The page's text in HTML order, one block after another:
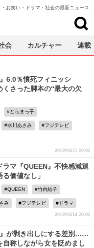
お笑い・ドラマ・社会の最新ニュース
6.0％憤死フィニッシ
さった脚本の“最大の欠
どらまっ子
水川あさみ フジテレビ
2019/03/21 09:00
マ『QUEEN』不快感減退
価値なし」
QUEEN 竹内結子
み フジテレビ ドラマ
2019/03/14 20:00
が剥き出しにする差別……
自称しながら女を貶めまし
会 カルチャー 連載